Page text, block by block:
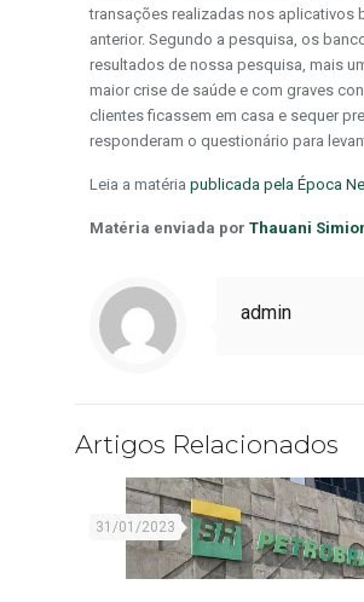
transações realizadas nos aplicativos
anterior. Segundo a pesquisa, os
resultados de nossa pesquisa, mais
maior crise de saúde e com graves
clientes ficassem em casa e sequer
responderam o questionário para
Leia a matériapublicada pela Época
Matéria enviada porThauani
admin
Artigos Relacionados
31/01/2023